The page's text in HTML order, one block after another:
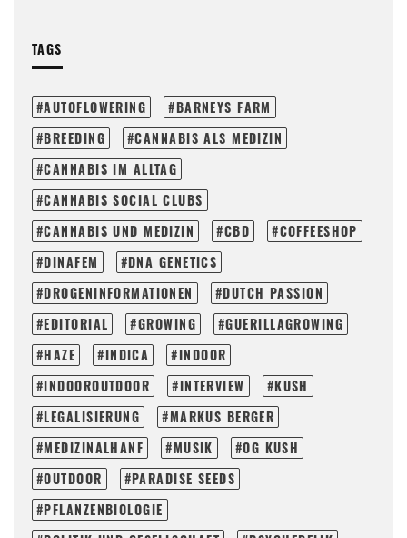
TAGS
AUTOFLOWERING
BARNEYS FARM
BREEDING
CANNABIS ALS MEDIZIN
CANNABIS IM ALLTAG
CANNABIS SOCIAL CLUBS
CANNABIS UND MEDIZIN
CBD
COFFEESHOP
DINAFEM
DNA GENETICS
DROGENINFORMATIONEN
DUTCH PASSION
EDITORIAL
GROWING
GUERILLAGROWING
HAZE
INDICA
INDOOR
INDOOROUTDOOR
INTERVIEW
KUSH
LEGALISIERUNG
MARKUS BERGER
MEDIZINALHANF
MUSIK
OG KUSH
OUTDOOR
PARADISE SEEDS
PFLANZENBIOLOGIE